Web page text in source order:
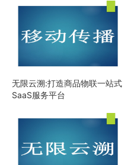
无限云溯:打造商品物联一站式
SaaS服务平台